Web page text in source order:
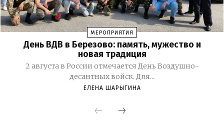
МЕРОПРИЯТИЯ
День ВДВ в Березово: память, мужество и
новая традиция
2 августа в России отмечается День Воздушно-
десантных войск. Для...
ЕЛЕНА ШАРЫГИНА